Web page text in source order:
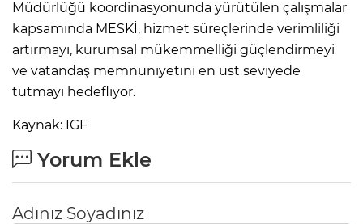
Müdürlüğü koordinasyonunda yürütülen çalışmalar
kapsamında MESKİ, hizmet süreçlerinde verimliliği
artırmayı, kurumsal mükemmelliği güçlendirmeyi
ve vatandaş memnuniyetini en üst seviyede
tutmayı hedefliyor.
Kaynak: IGF
Yorum Ekle
Adınız Soyadınız